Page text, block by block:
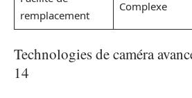
remplacement
Complexe
Technologies de caméra
14